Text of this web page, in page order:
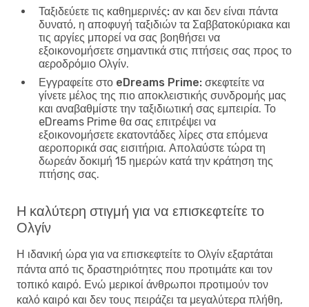
Ταξιδεύετε τις καθημερινές: αν και δεν είναι πάντα
δυνατό, η αποφυγή ταξιδιών τα Σαββατοκύριακα και
τις αργίες μπορεί να σας βοηθήσει να
εξοικονομήσετε σημαντικά στις πτήσεις σας προς το
αεροδρόμιο Ολγίν.
Εγγραφείτε στο eDreams Prime: σκεφτείτε να
γίνετε μέλος της πιο αποκλειστικής συνδρομής μας
και αναβαθμίστε την ταξιδιωτική σας εμπειρία. Το
eDreams Prime θα σας επιτρέψει να
εξοικονομήσετε εκατοντάδες λίρες στα επόμενα
αεροπορικά σας εισιτήρια. Απολαύστε τώρα τη
δωρεάν δοκιμή 15 ημερών κατά την κράτηση της
πτήσης σας.
Η καλύτερη στιγμή για να επισκεφτείτε το
Ολγίν
Η ιδανική ώρα για να επισκεφτείτε το Ολγίν εξαρτάται
πάντα από τις δραστηριότητες που προτιμάτε και τον
τοπικό καιρό. Ενώ μερικοί άνθρωποι προτιμούν τον
καλό καιρό και δεν τους πειράζει τα μεγαλύτερα πλήθη,